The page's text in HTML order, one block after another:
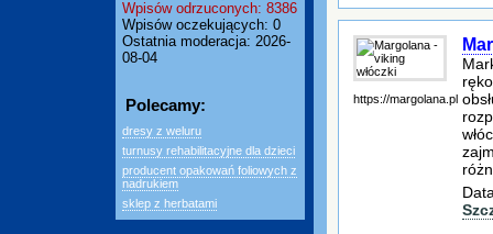
Wpisów odrzuconych: 8386
Wpisów oczekujących: 0
Ostatnia moderacja: 2026-
08-04
Polecamy:
dresy z weluru
turnusy rehabilitacyjne dla dzieci
producent opakowań foliowych z
nadrukiem
sklep z herbatami
https://margolana.pl